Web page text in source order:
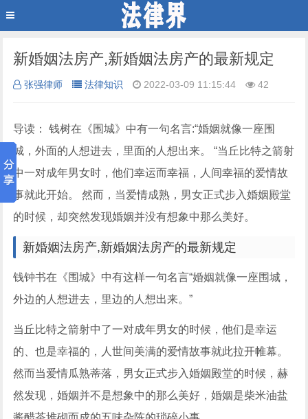
新婚姻法房产,新婚姻法房产的最新规定
张强律师 法律知识 2022-03-09 11:15:44 42
导读： 钱树在《围城》中有一句名言:“婚姻就像一座围
城，外面的人想进去，里面的人想出来。 “当丘比特之箭射
中一对成年男女时，他们幸运而幸福，人间幸福的爱情故
事就此开始。 然而，当爱情成熟，男女正式步入婚姻殿堂
的时候，却突然发现婚姻并没有想象中那么美好。
新婚姻法房产,新婚姻法房产的最新规定
钱钟书在《围城》中有这样一句名言“婚姻就像一座围城，
外边的人想进去，里边的人想出来。”
当丘比特之箭射中了一对成年男女的时候，他们是幸运
的、也是幸福的，人世间美满的爱情故事就此拉开帷幕。
然而当爱情瓜熟蒂落，男女正式步入婚姻殿堂的时候，赫
然发现，婚姻并不是想象中的那么美好，婚姻是柴米油盐